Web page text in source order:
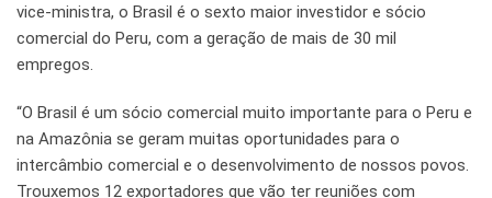
vice-ministra, o Brasil é o sexto maior investidor e sócio
comercial do Peru, com a geração de mais de 30 mil
empregos.
“O Brasil é um sócio comercial muito importante para o Peru e
na Amazônia se geram muitas oportunidades para o
intercâmbio comercial e o desenvolvimento de nossos povos.
Trouxemos 12 exportadores que vão ter reuniões com